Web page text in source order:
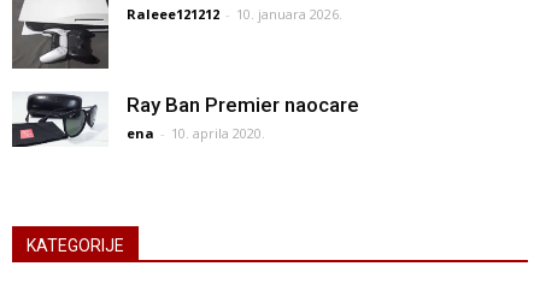
Raleee121212 - 10. januara 2026.
Ray Ban Premier naocare
ena - 10. aprila 2020.
KATEGORIJE